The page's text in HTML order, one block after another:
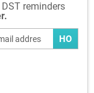
DST reminders
HO